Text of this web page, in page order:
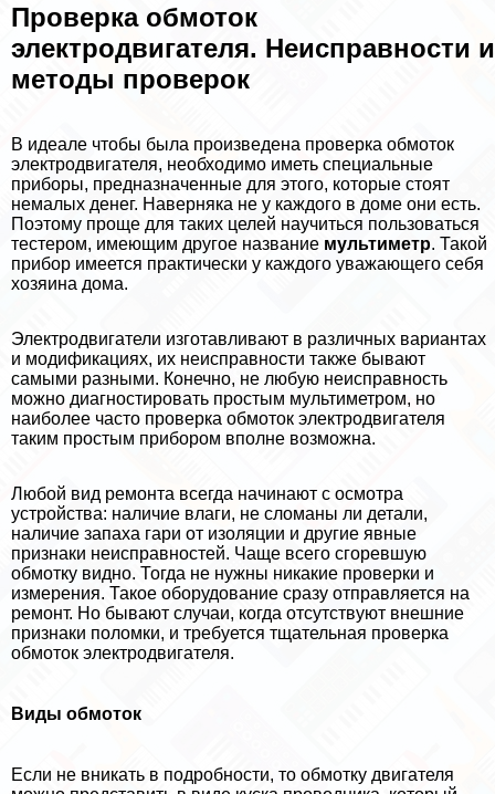
Проверка обмоток
электродвигателя. Неисправности и
методы проверок
В идеале чтобы была произведена проверка обмоток
электродвигателя, необходимо иметь специальные
приборы, предназначенные для этого, которые стоят
немалых денег. Наверняка не у каждого в доме они есть.
Поэтому проще для таких целей научиться пользоваться
тестером, имеющим другое название мультиметр. Такой
прибор имеется пpaктически у каждого уважающего себя
хозяина дома.
Электродвигатели изготавливают в различных вариантах
и модификациях, их неисправности также бывают
самыми разными. Конечно, не любую неисправность
можно диагностировать простым мультиметром, но
наиболее часто проверка обмоток электродвигателя
таким простым прибором вполне возможна.
Любой вид ремонта всегда начинают с осмотра
устройства: наличие влаги, не сломаны ли детали,
наличие запаха гари от изоляции и другие явные
признаки неисправностей. Чаще всего сгоревшую
обмотку видно. Тогда не нужны никакие проверки и
измерения. Такое оборудование сразу отправляется на
ремонт. Но бывают случаи, когда отсутствуют внешние
признаки поломки, и требуется тщательная проверка
обмоток электродвигателя.
Виды обмоток
Если не вникать в подробности, то обмотку двигателя